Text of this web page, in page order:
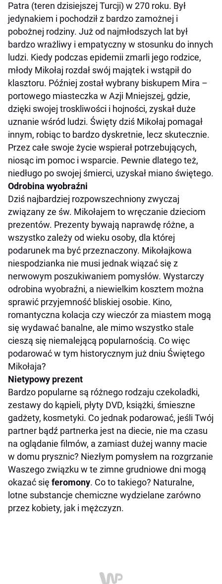
Patra (teren dzisiejszej Turcji) w 270 roku. Był
jedynakiem i pochodził z bardzo zamożnej i
pobożnej rodziny. Już od najmłodszych lat był
bardzo wrażliwy i empatyczny w stosunku do innych
ludzi. Kiedy podczas epidemii zmarli jego rodzice,
młody Mikołaj rozdał swój majątek i wstąpił do
klasztoru. Później został wybrany biskupem Mira –
portowego miasteczka w Azji Mniejszej, gdzie,
dzięki swojej troskliwości i hojności, zyskał duże
uznanie wśród ludzi. Święty dziś Mikołaj pomagał
innym, robiąc to bardzo dyskretnie, lecz skutecznie.
Przez całe swoje życie wspierał potrzebujących,
niosąc im pomoc i wsparcie. Pewnie dlatego też,
niedługo po swojej śmierci, uzyskał miano świętego.
Odrobina wyobraźni
Dziś najbardziej rozpowszechniony zwyczaj
związany ze św. Mikołajem to wręczanie dzieciom
prezentów. Prezenty bywają naprawdę różne, a
wszystko zależy od wieku osoby, dla której
podarunek ma być przeznaczony. Mikołajkowa
niespodzianka nie musi jednak wiązać się z
nerwowym poszukiwaniem pomysłów. Wystarczy
odrobina wyobraźni, a niewielkim kosztem można
sprawić przyjemność bliskiej osobie. Kino,
romantyczna kolacja czy wieczór za miastem mogą
się wydawać banalne, ale mimo wszystko stale
cieszą się niemalejącą popularnością. Co więc
podarować w tym historycznym już dniu Świętego
Mikołaja?
Nietypowy prezent
Bardzo popularne są różnego rodzaju czekoladki,
zestawy do kąpieli, płyty DVD, książki, śmieszne
gadżety, kosmetyki. Co jednak podarować, jeśli Twój
partner bądź partnerka jest na diecie, nie ma czasu
na oglądanie filmów, a zamiast dużej wanny macie
w domu prysznic? Niezłym pomysłem na rozgrzanie
Waszego związku w te zimne grudniowe dni mogą
okazać się feromony. Co to takiego? Naturalne,
lotne substancje chemiczne wydzielane zarówno
przez kobiety, jak i mężczyzn.